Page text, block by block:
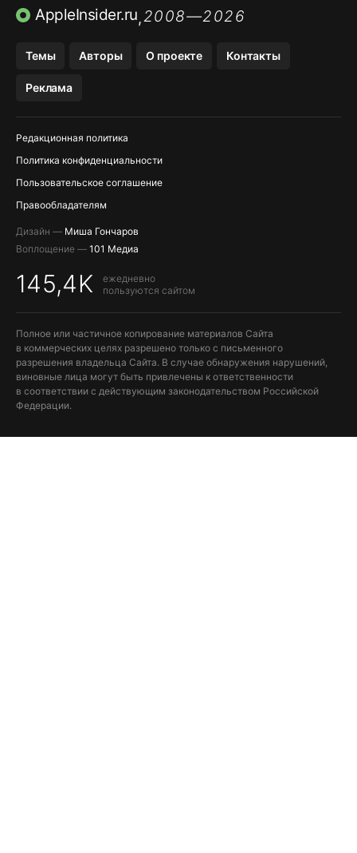
ПРИЛОЖЕНИЯ APP STORE
AppleInsider.ru,2008—2026
Темы Авторы О проекте Контакты
Реклама
Редакционная политика
Политика конфиденциальности
Пользовательское соглашение
Правообладателям
Дизайн — Миша Гончаров
Воплощение — 101 Медиа
145,4K
ежедневно
пользуются сайтом
Полное или частичное копирование материалов Сайта
в коммерческих целях разрешено только с письменного
разрешения владельца Сайта. В случае обнаружения нарушений,
виновные лица могут быть привлечены к ответственности
в соответствии с действующим законодательством Российской
Федерации.